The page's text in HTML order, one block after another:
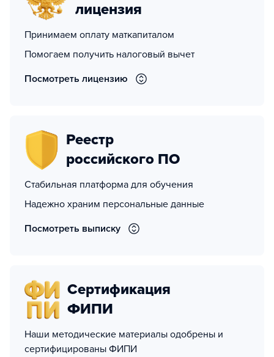
лицензия
Принимаем оплату маткапиталом
Помогаем получить налоговый вычет
Посмотреть лицензию
Реестр
российского ПО
Стабильная платформа для обучения
Надежно храним персональные данные
Посмотреть выписку
Сертификация
ФИПИ
Наши методические материалы одобрены и
сертифицированы ФИПИ